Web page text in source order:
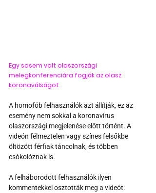
Egy sosem volt olaszországi
melegkonferenciára fogják az olasz
koronaválságot
A homofób felhasználók azt állítják, ez az
esemény nem sokkal a koronavírus
olaszországi megjelenése előtt történt. A
videón félmeztelen vagy színes felsőkbe
öltözött férfiak táncolnak, és többen
csókolóznak is.
A felháborodott felhasználók ilyen
kommentekkel osztották meg a videót: